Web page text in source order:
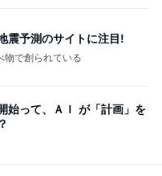
もプレゼン！
前
ン冷麺